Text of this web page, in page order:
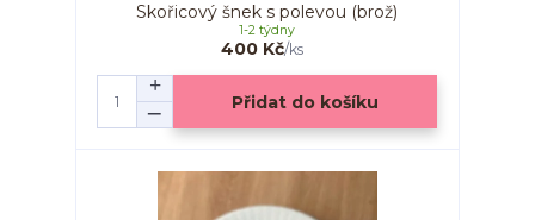
Skořicový šnek s polevou (brož)
400 Kč/ks
1-2 týdny
Přidat do košíku